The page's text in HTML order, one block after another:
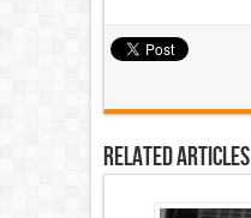
Related Articles